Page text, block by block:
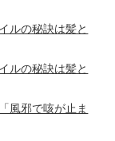
ルの秘訣は髪と
ルの秘訣は髪と
風邪で咳が止ま